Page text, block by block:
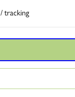
en gebruik van de
tracking
en
slaat